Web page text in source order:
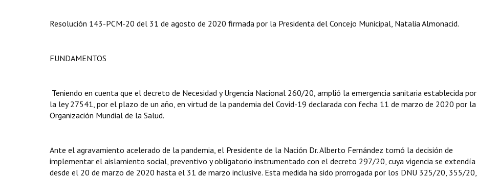
Resolución 143-PCM-20 del 31 de agosto de 2020 firmada por la Presidenta del Concejo Municipal, Natalia Almonacid.
FUNDAMENTOS
Teniendo en cuenta que el decreto de Necesidad y Urgencia Nacional 260/20, amplió la emergencia sanitaria establecida por
la ley 27541, por el plazo de un año, en virtud de la pandemia del Covid-19 declarada con fecha 11 de marzo de 2020 por la
Organización Mundial de la Salud.
Ante el agravamiento acelerado de la pandemia, el Presidente de la Nación Dr. Alberto Fernández tomó la decisión de
implementar el aislamiento social, preventivo y obligatorio instrumentado con el decreto 297/20, cuya vigencia se extendía
desde el 20 de marzo de 2020 hasta el 31 de marzo inclusive. Esta medida ha sido prorrogada por los DNU 325/20, 355/20,